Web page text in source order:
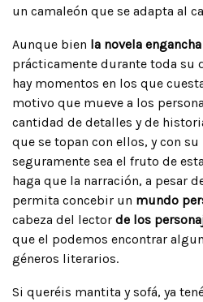
un camaleón que se adapta al
Aunque bien la novela
prácticamente durante toda su
hay momentos en los que
motivo que mueve a los
cantidad de detalles y de
que se topan con ellos, y con
seguramente sea el fruto de
haga que la narración, a pesar
permita concebir un mundo
cabeza del lector de los
que el podemos encontrar
géneros literarios.
Si queréis mantita y sofá, ya